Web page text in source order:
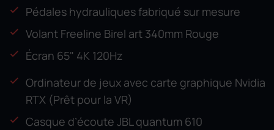
Pédales hydrauliques fabriqué sur mesure
Volant Freeline Birel art 340mm Rouge
Écran 65" 4K 120Hz
Ordinateur de jeux avec carte graphique Nvidia
RTX (Prêt pour la VR)
Casque d’écoute JBL quantum 610